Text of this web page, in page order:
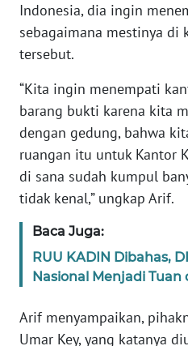
Indonesia, dia ingin
sebagaimana mestinya di
tersebut.
“Kita ingin menempati
barang bukti karena kita
dengan gedung, bahwa
ruangan itu untuk Kantor
di sana sudah kumpul
tidak kenal,” ungkap Arif.
Baca Juga:
RUU KADIN Dibahas,
Nasional Menjadi
Arif menyampaikan,
Umar Key, yang katanya
KARIR
DISCLAIMER
Wahana
News
Regional
WN
SUMUT
WN
JAKARTA
JABAR